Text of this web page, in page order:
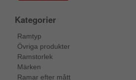
Kategorier
Ramtyp
Övriga produkter
Ramstorlek
Märken
Ramar efter mått